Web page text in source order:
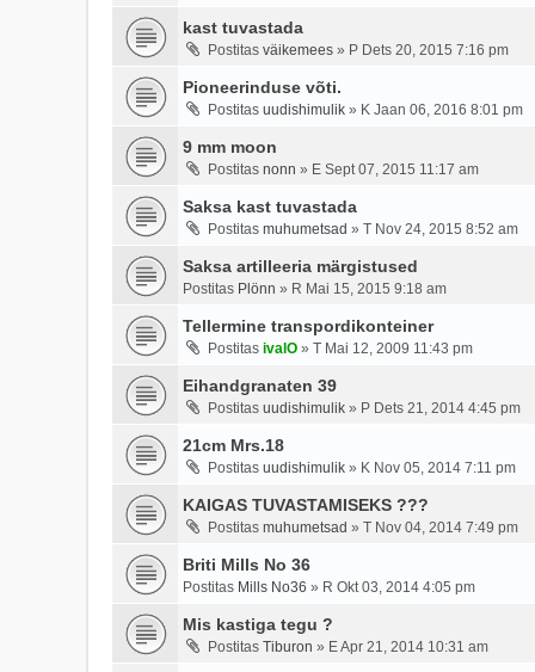
kast tuvastada
Postitas väikemees » P Dets 20, 2015 7:16 pm
Pioneerinduse võti.
Postitas uudishimulik » K Jaan 06, 2016 8:01 pm
9 mm moon
Postitas nonn » E Sept 07, 2015 11:17 am
Saksa kast tuvastada
Postitas muhumetsad » T Nov 24, 2015 8:52 am
Saksa artilleeria märgistused
Postitas Plönn » R Mai 15, 2015 9:18 am
Tellermine transpordikonteiner
Postitas ivalO » T Mai 12, 2009 11:43 pm
Eihandgranaten 39
Postitas uudishimulik » P Dets 21, 2014 4:45 pm
21cm Mrs.18
Postitas uudishimulik » K Nov 05, 2014 7:11 pm
KAIGAS TUVASTAMISEKS ???
Postitas muhumetsad » T Nov 04, 2014 7:49 pm
Briti Mills No 36
Postitas Mills No36 » R Okt 03, 2014 4:05 pm
Mis kastiga tegu ?
Postitas Tiburon » E Apr 21, 2014 10:31 am